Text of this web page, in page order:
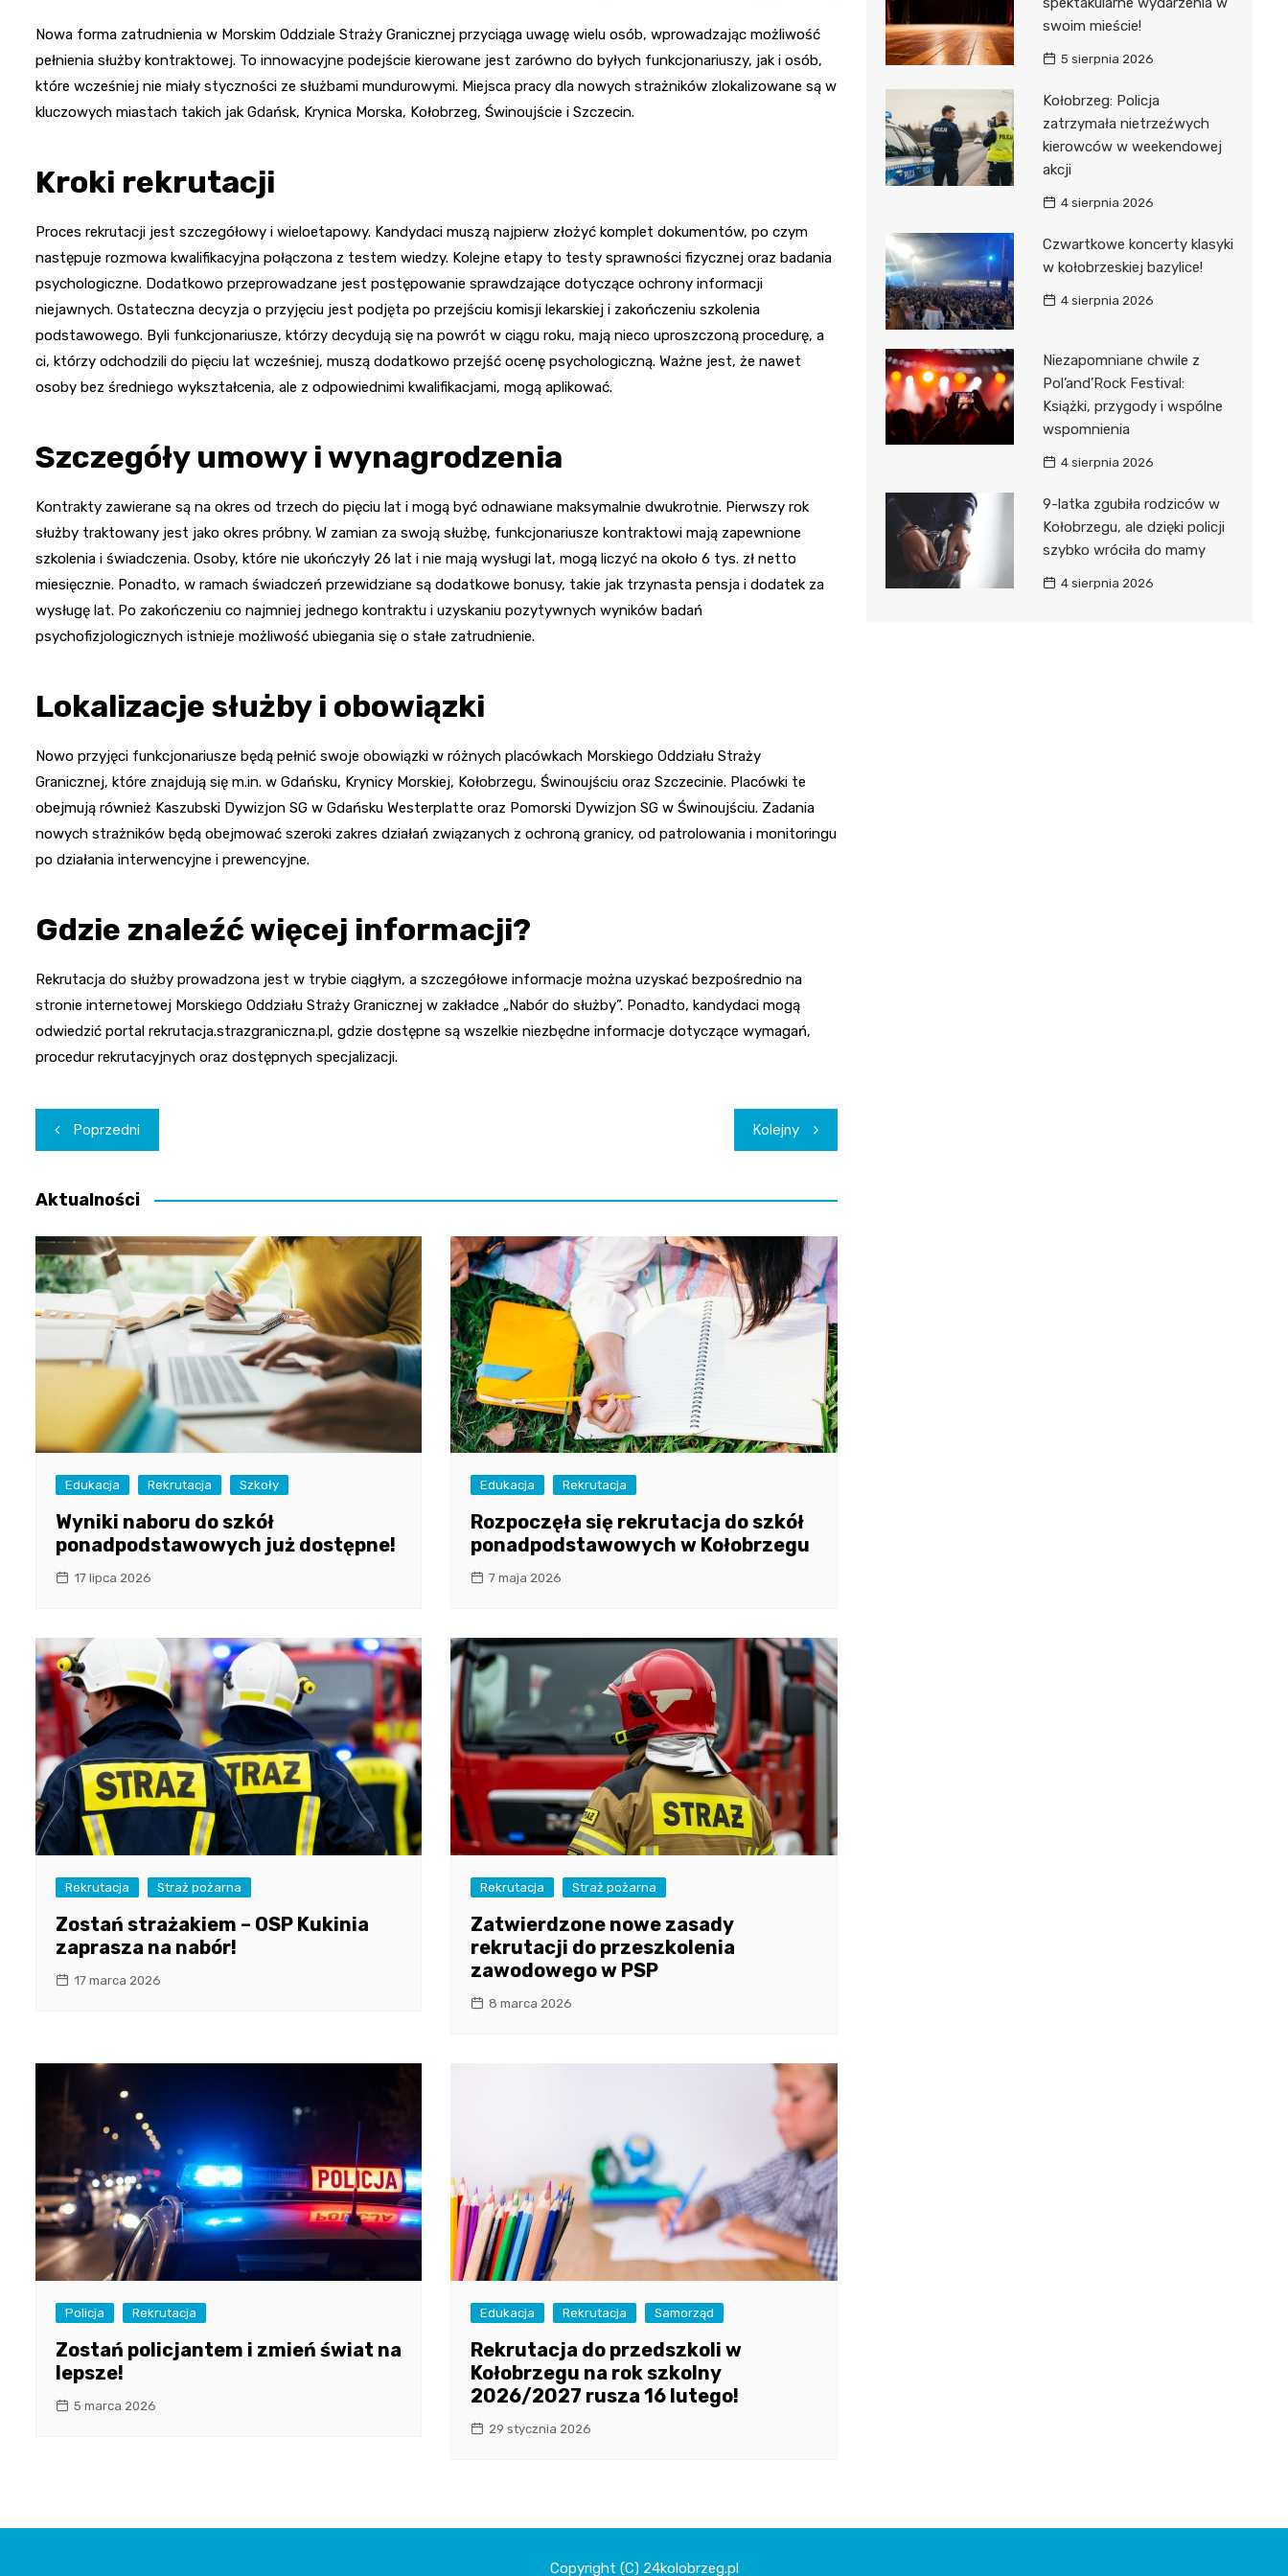
Nowa forma zatrudnienia w Morskim Oddziale Straży Granicznej przyciąga uwagę wielu osób, wprowadzając możliwość
pełnienia służby kontraktowej. To innowacyjne podejście kierowane jest zarówno do byłych funkcjonariuszy, jak i osób,
które wcześniej nie miały styczności ze służbami mundurowymi. Miejsca pracy dla nowych strażników zlokalizowane są w
kluczowych miastach takich jak Gdańsk, Krynica Morska, Kołobrzeg, Świnoujście i Szczecin.
Kroki rekrutacji
Proces rekrutacji jest szczegółowy i wieloetapowy. Kandydaci muszą najpierw złożyć komplet dokumentów, po czym
następuje rozmowa kwalifikacyjna połączona z testem wiedzy. Kolejne etapy to testy sprawności fizycznej oraz badania
psychologiczne. Dodatkowo przeprowadzane jest postępowanie sprawdzające dotyczące ochrony informacji
niejawnych. Ostateczna decyzja o przyjęciu jest podjęta po przejściu komisji lekarskiej i zakończeniu szkolenia
podstawowego. Byli funkcjonariusze, którzy decydują się na powrót w ciągu roku, mają nieco uproszczoną procedurę, a
ci, którzy odchodzili do pięciu lat wcześniej, muszą dodatkowo przejść ocenę psychologiczną. Ważne jest, że nawet
osoby bez średniego wykształcenia, ale z odpowiednimi kwalifikacjami, mogą aplikować.
Szczegóły umowy i wynagrodzenia
Kontrakty zawierane są na okres od trzech do pięciu lat i mogą być odnawiane maksymalnie dwukrotnie. Pierwszy rok
służby traktowany jest jako okres próbny. W zamian za swoją służbę, funkcjonariusze kontraktowi mają zapewnione
szkolenia i świadczenia. Osoby, które nie ukończyły 26 lat i nie mają wysługi lat, mogą liczyć na około 6 tys. zł netto
miesięcznie. Ponadto, w ramach świadczeń przewidziane są dodatkowe bonusy, takie jak trzynasta pensja i dodatek za
wysługę lat. Po zakończeniu co najmniej jednego kontraktu i uzyskaniu pozytywnych wyników badań
psychofizjologicznych istnieje możliwość ubiegania się o stałe zatrudnienie.
Lokalizacje służby i obowiązki
Nowo przyjęci funkcjonariusze będą pełnić swoje obowiązki w różnych placówkach Morskiego Oddziału Straży
Granicznej, które znajdują się m.in. w Gdańsku, Krynicy Morskiej, Kołobrzegu, Świnoujściu oraz Szczecinie. Placówki te
obejmują również Kaszubski Dywizjon SG w Gdańsku Westerplatte oraz Pomorski Dywizjon SG w Świnoujściu. Zadania
nowych strażników będą obejmować szeroki zakres działań związanych z ochroną granicy, od patrolowania i monitoringu
po działania interwencyjne i prewencyjne.
Gdzie znaleźć więcej informacji?
Rekrutacja do służby prowadzona jest w trybie ciągłym, a szczegółowe informacje można uzyskać bezpośrednio na
stronie internetowej Morskiego Oddziału Straży Granicznej w zakładce „Nabór do służby”. Ponadto, kandydaci mogą
odwiedzić portal rekrutacja.strazgraniczna.pl, gdzie dostępne są wszelkie niezbędne informacje dotyczące wymagań,
procedur rekrutacyjnych oraz dostępnych specjalizacji.
Nawigacja
wpisu
Poprzedni Kolejny
Aktualności
Edukacja Rekrutacja Szkoły
Wyniki naboru do szkół
ponadpodstawowych już dostępne!
17 lipca 2026
Edukacja Rekrutacja
Rozpoczęła się rekrutacja do szkół
ponadpodstawowych w Kołobrzegu
7 maja 2026
Rekrutacja Straż pożarna
Zostań strażakiem – OSP Kukinia
zaprasza na nabór!
17 marca 2026
Rekrutacja Straż pożarna
Zatwierdzone nowe zasady
rekrutacji do przeszkolenia
zawodowego w PSP
8 marca 2026
Policja Rekrutacja
Zostań policjantem i zmień świat na
lepsze!
5 marca 2026
Edukacja Rekrutacja Samorząd
Rekrutacja do przedszkoli w
Kołobrzegu na rok szkolny
2026/2027 rusza 16 lutego!
29 stycznia 2026
swoim mieście!
5 sierpnia 2026
Kołobrzeg: Policja
zatrzymała nietrzeźwych
kierowców w weekendowej
akcji
4 sierpnia 2026
Czwartkowe koncerty klasyki
w kołobrzeskiej bazylice!
4 sierpnia 2026
Niezapomniane chwile z
Pol’and’Rock Festival:
Książki, przygody i wspólne
wspomnienia
4 sierpnia 2026
9-latka zgubiła rodziców w
Kołobrzegu, ale dzięki policji
szybko wróciła do mamy
4 sierpnia 2026
Copyright (C) 24kolobrzeg.pl